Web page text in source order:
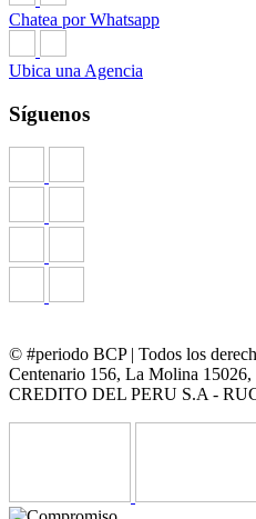
Chatea por Whatsapp
Ubica una Agencia
Síguenos
© #periodo BCP | Todos los
Centenario 156, La Molina
CREDITO DEL PERU S.A -